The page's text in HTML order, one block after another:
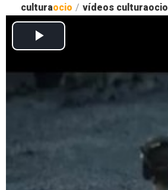
culturaocio / vídeos culturaocio